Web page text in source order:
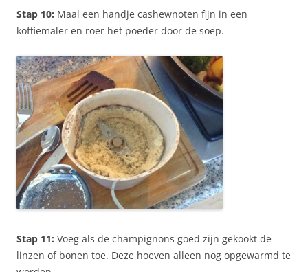
Stap 10: Maal een handje cashewnoten fijn in een
koffiemaler en roer het poeder door de soep.
Stap 11: Voeg als de champignons goed zijn gekookt de
linzen of bonen toe. Deze hoeven alleen nog opgewarmd te